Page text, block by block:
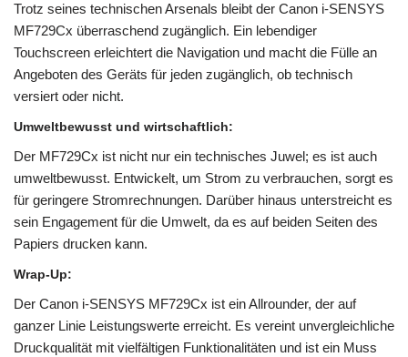
Trotz seines technischen Arsenals bleibt der Canon i-SENSYS
MF729Cx überraschend zugänglich. Ein lebendiger
Touchscreen erleichtert die Navigation und macht die Fülle an
Angeboten des Geräts für jeden zugänglich, ob technisch
versiert oder nicht.
Umweltbewusst und wirtschaftlich:
Der MF729Cx ist nicht nur ein technisches Juwel; es ist auch
umweltbewusst. Entwickelt, um Strom zu verbrauchen, sorgt es
für geringere Stromrechnungen. Darüber hinaus unterstreicht es
sein Engagement für die Umwelt, da es auf beiden Seiten des
Papiers drucken kann.
Wrap-Up:
Der Canon i-SENSYS MF729Cx ist ein Allrounder, der auf
ganzer Linie Leistungswerte erreicht. Es vereint unvergleichliche
Druckqualität mit vielfältigen Funktionalitäten und ist ein Muss